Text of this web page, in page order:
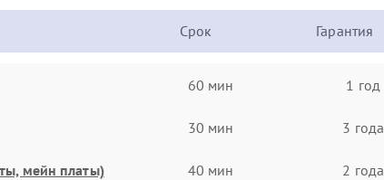
Срок Гарантия
60 мин 1 год
30 мин 3 года
мейн платы) 40 мин 2 года